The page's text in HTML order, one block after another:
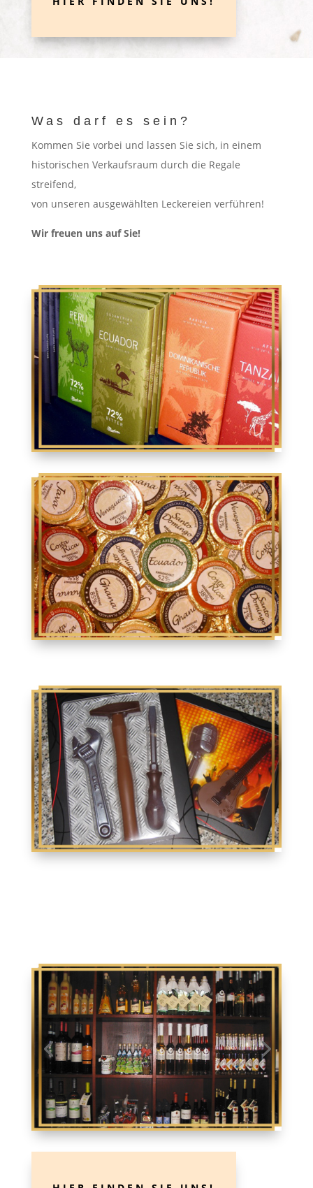
Was darf es sein?
Kommen Sie vorbei und lassen Sie sich, in einem
historischen Verkaufsraum durch die Regale
streifend,
von unseren ausgewählten Leckereien verführen!
Wir freuen uns auf Sie!